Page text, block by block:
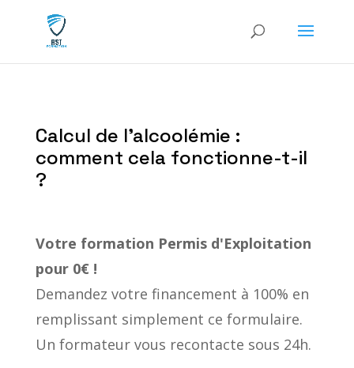
Calcul de l’alcoolémie :
comment cela fonctionne-t-il
?
Votre formation Permis d'Exploitation
pour 0€ !
Demandez votre financement à 100% en
remplissant simplement ce formulaire.
Un formateur vous recontacte sous 24h.